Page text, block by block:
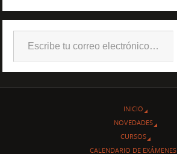
INICIO
NOVEDADES
CURSOS
CALENDARIO DE EXÁMENES